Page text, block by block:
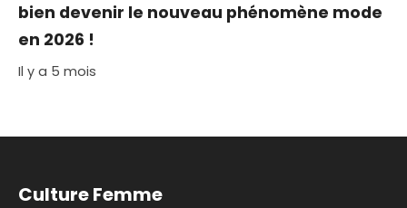
bien devenir le nouveau phénomène mode
en 2026 !
Il y a 5 mois
Culture Femme